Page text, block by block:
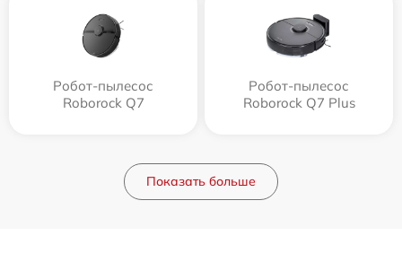
Робот-пылесос
Roborock Q7
Робот-пылесос
Roborock Q7 Plus
Показать больше